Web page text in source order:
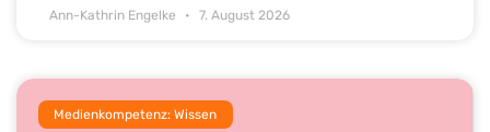
Ann-Kathrin Engelke 7. August 2026
Medienkompetenz: Wissen